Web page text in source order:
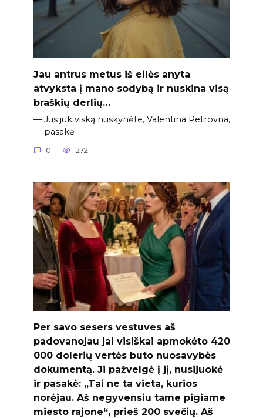
Jau antrus metus iš eilės anyta
atvyksta į mano sodybą ir nuskina visą
braškių derlių…
— Jūs juk viską nuskynėte, Valentina Petrovna,
— pasakė
0 272
Per savo sesers vestuves aš
padovanojau jai visiškai apmokėto 420
000 dolerių vertės buto nuosavybės
dokumentą. Ji pažvelgė į jį, nusijuokė
ir pasakė: „Tai ne ta vieta, kurios
norėjau. Aš negyvensiu tame pigiame
miesto rajone“, prieš 200 svečių. Aš